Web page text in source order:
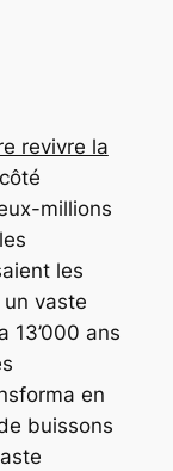
revivre la
millions
les
vaste
13’000 ans
en
buissons